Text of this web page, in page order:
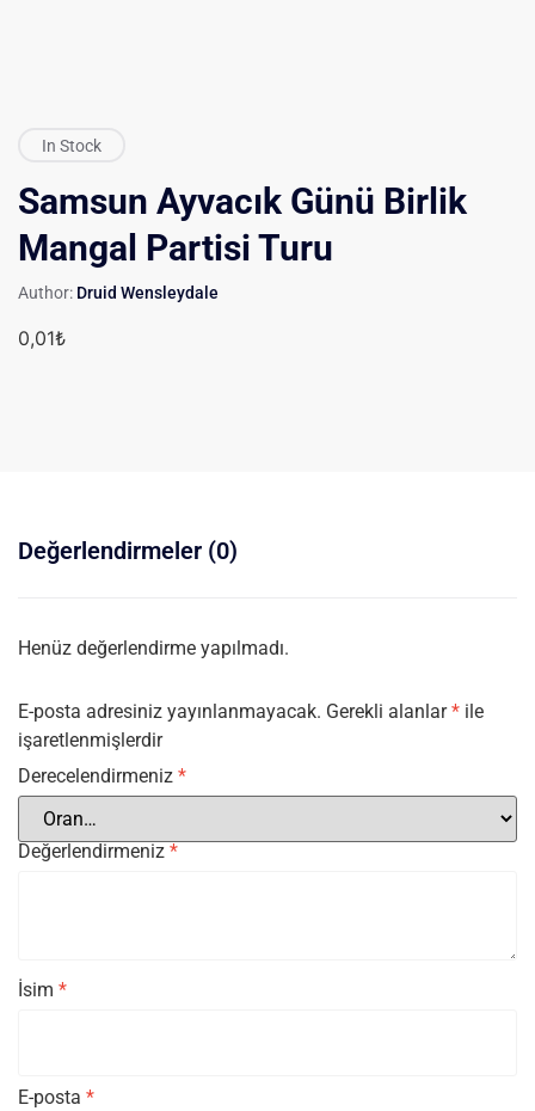
In Stock
Samsun Ayvacık Günü Birlik
Mangal Partisi Turu
Author: Druid Wensleydale
0,01₺
Değerlendirmeler (0)
Henüz değerlendirme yapılmadı.
E-posta adresiniz yayınlanmayacak. Gerekli alanlar* ile
işaretlenmişlerdir
Derecelendirmeniz *
Değerlendirmeniz *
İsim *
E-posta *